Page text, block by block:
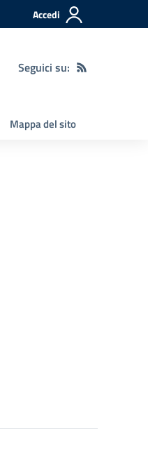
Accedi
Seguici su:
Mappa del sito